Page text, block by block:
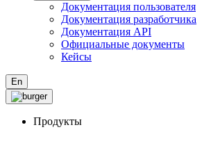
Документация пользователя
Документация разработчика
Документация API
Официальные документы
Кейсы
En
Продукты